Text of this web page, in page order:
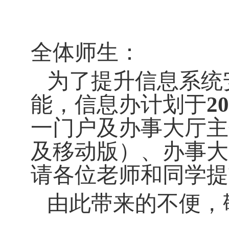
全体师生：
为了提升信息系
能，信息办计划于
一门户及办事大厅
及移动版）、办事
请各位老师和同学
由此带来的不便